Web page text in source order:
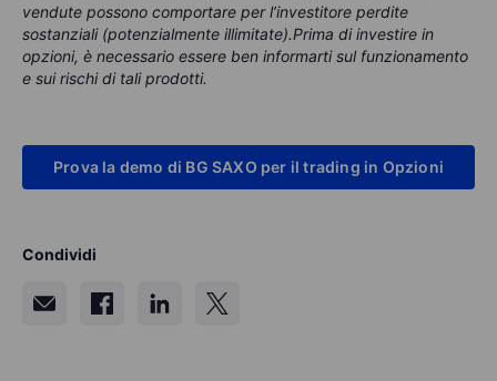
vendute possono comportare per l’investitore perdite
sostanziali (potenzialmente illimitate).Prima di investire in
opzioni, è necessario essere ben informarti sul funzionamento
e sui rischi di tali prodotti.
Prova la demo di BG SAXO per il trading in Opzioni
Condividi